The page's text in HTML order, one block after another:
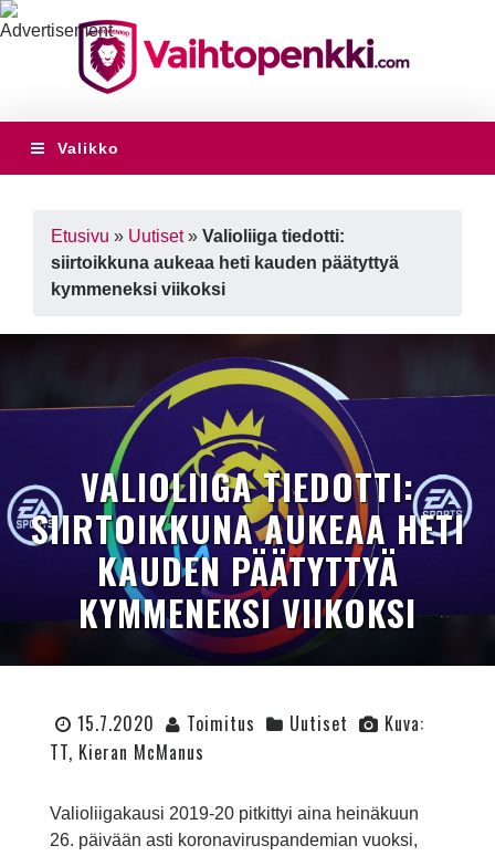
Valikko
Etusivu » Uutiset» Valioliiga tiedotti:
siirtoikkuna aukeaa heti kauden päätyttyä
kymmeneksi viikoksi
VALIOLIIGA TIEDOTTI:
SIIRTOIKKUNA AUKEAA HETI
KAUDEN PÄÄTYTTYÄ
KYMMENEKSI VIIKOKSI
15.7.2020 Toimitus Uutiset
Kuva:
TT, Kieran McManus
Valioliigakausi 2019-20 pitkittyi aina heinäkuun
26. päivään asti koronaviruspandemian vuoksi,